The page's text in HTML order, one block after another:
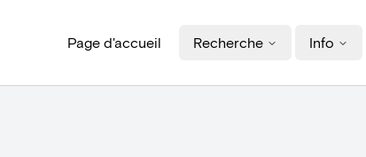
Page d'accueil Recherche Info